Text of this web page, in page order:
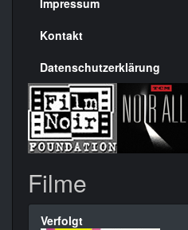
Impressum
Kontakt
Datenschutzerklärung
Filme
Verfolgt